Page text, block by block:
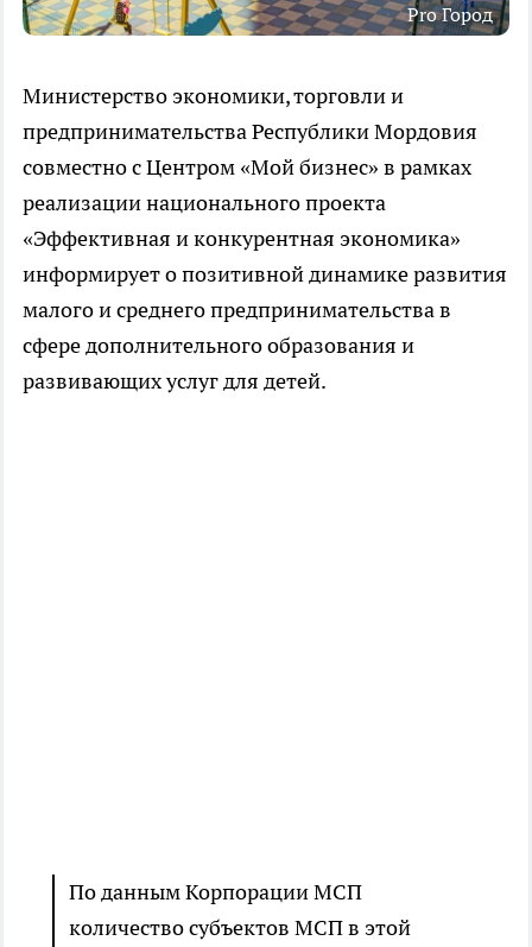
Pro Город
Министерство экономики, торговли и
предпринимательства Республики Мордовия
совместно с Центром «Мой бизнес» в рамках
реализации национального проекта
«Эффективная и конкурентная экономика»
информирует о позитивной динамике развития
малого и среднего предпринимательства в
сфере дополнительного образования и
развивающих услуг для детей.
По данным Корпорации МСП
количество субъектов МСП в этой